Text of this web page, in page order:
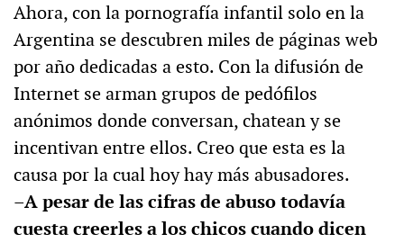
Ahora, con la pornografía infantil solo en la
Argentina se descubren miles de páginas web
por año dedicadas a esto. Con la difusión de
Internet se arman grupos de pedófilos
anónimos donde conversan, chatean y se
incentivan entre ellos. Creo que esta es la
causa por la cual hoy hay más abusadores.
–A pesar de las cifras de abuso todavía
cuesta creerles a los chicos cuando dicen